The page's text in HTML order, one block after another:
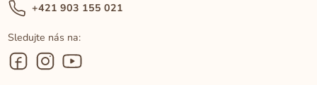
+421 903 155 021
Sledujte nás na: